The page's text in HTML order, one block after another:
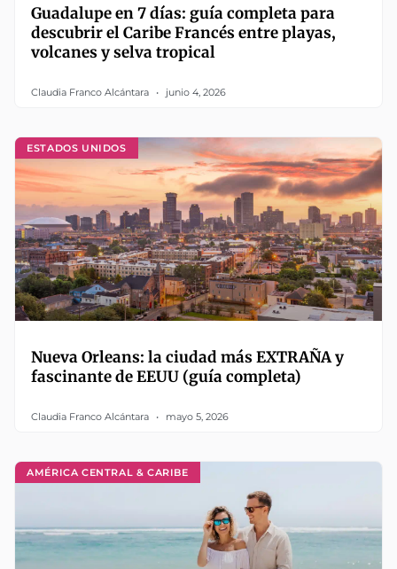
Guadalupe en 7 días: guía completa para
descubrir el Caribe Francés entre playas,
volcanes y selva tropical
Claudia Franco Alcántara junio 4, 2026
ESTADOS UNIDOS
Nueva Orleans: la ciudad más EXTRAÑA y
fascinante de EEUU (guía completa)
Claudia Franco Alcántara mayo 5, 2026
AMÉRICA CENTRAL & CARIBE